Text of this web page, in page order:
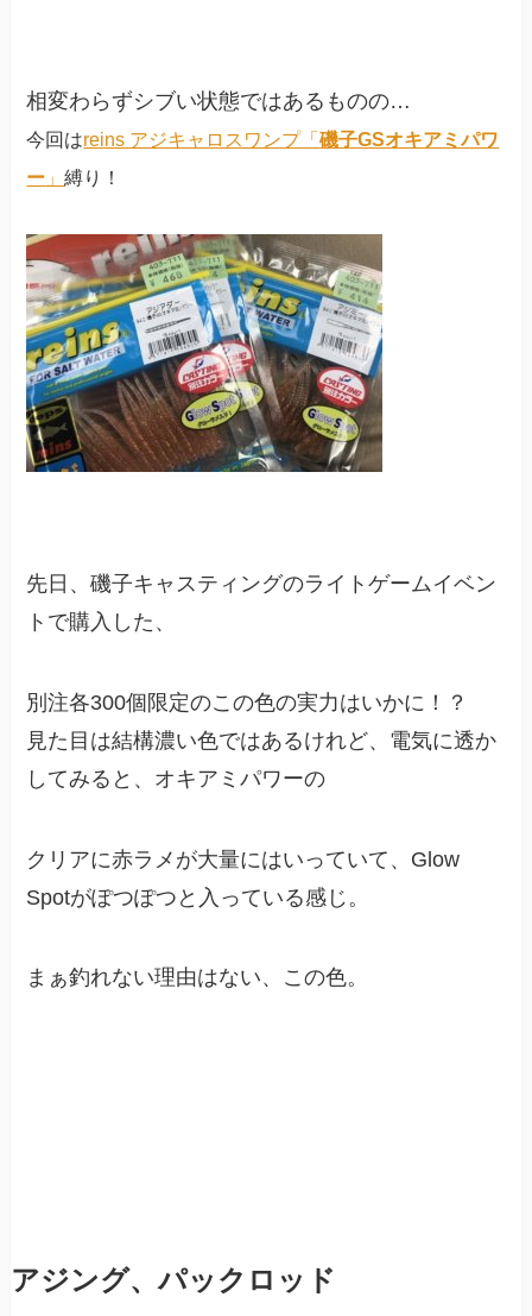
相変わらずシブい状態ではあるものの…
今回はreins アジキャロスワンプ「磯子GSオキアミパワ
ー 」縛り！
先日、磯子キャスティングのライトゲームイベン
トで購入した、
別注各300個限定のこの色の実力はいかに！？
見た目は結構濃い色ではあるけれど、電気に透か
してみると、オキアミパワーの
クリアに赤ラメが大量にはいっていて、Glow
Spotがぽつぽつと入っている感じ。
まぁ釣れない理由はない、この色。
アジング、パックロッド